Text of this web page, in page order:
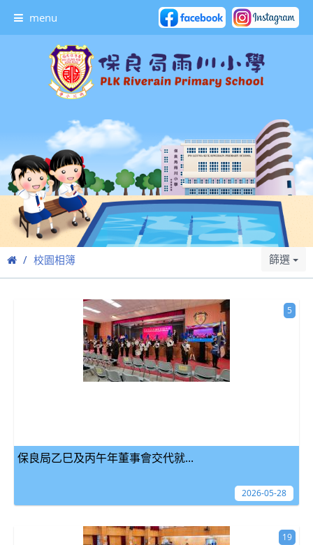
menu
校園相簿 篩選
保良局乙巳及丙午年董事會交代就...
5
2026-05-28
19